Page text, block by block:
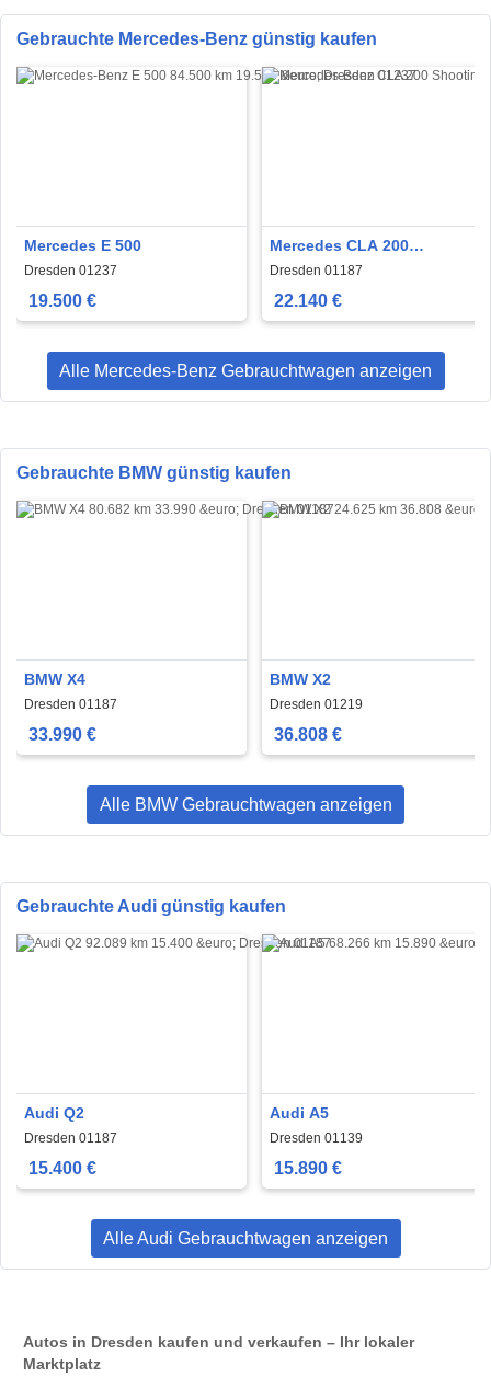
Gebrauchte Mercedes-Benz günstig kaufen
Mercedes E 500
Dresden 01237
19.500 €
Mercedes CLA 200
Shooting Brake
Dresden 01187
22.140 €
Alle Mercedes-Benz Gebrauchtwagen anzeigen
Gebrauchte BMW günstig kaufen
BMW X4
Dresden 01187
33.990 €
BMW X2
Dresden 01219
36.808 €
Alle BMW Gebrauchtwagen anzeigen
Gebrauchte Audi günstig kaufen
Audi Q2
Dresden 01187
15.400 €
Audi A5
Dresden 01139
15.890 €
Alle Audi Gebrauchtwagen anzeigen
Autos in Dresden kaufen und verkaufen – Ihr lokaler
Marktplatz